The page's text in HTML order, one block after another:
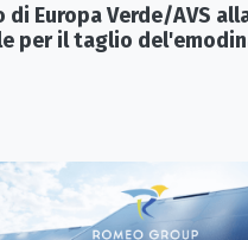
di Europa Verde/AVS
per il taglio